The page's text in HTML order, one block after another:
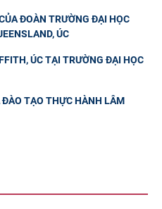
ĐOÀN TRƯỜNG ĐẠI HỌC
ÚC
ÚC TẠI TRƯỜNG ĐẠI HỌC
ĐÀO TẠO THỰC HÀNH LÂM